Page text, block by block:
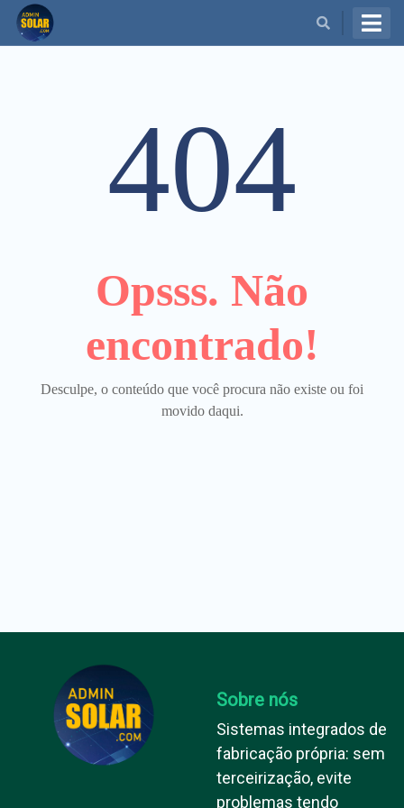
404
Opsss. Não
encontrado!
Desculpe, o conteúdo que você procura não existe ou foi
movido daqui.
Sobre nós
Sistemas integrados de
fabricação própria: sem
terceirização, evite
problemas tendo